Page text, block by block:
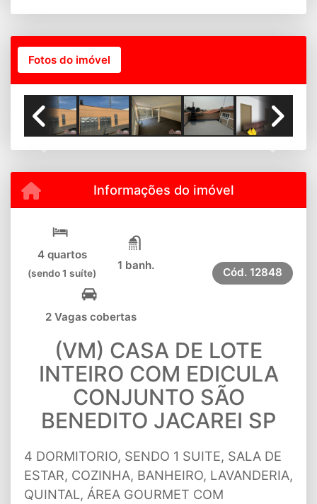
Fotos do imóvel
Previous Next
Informações do imóvel
4 quartos
(sendo 1 suíte)
1 banh.
2 Vagas cobertas
Cód. 12848
(VM) CASA DE LOTE
INTEIRO COM EDICULA
CONJUNTO SÃO
BENEDITO JACAREI SP
4 DORMITORIO, SENDO 1 SUITE, SALA DE
ESTAR, COZINHA, BANHEIRO, LAVANDERIA,
QUINTAL, ÁREA GOURMET COM